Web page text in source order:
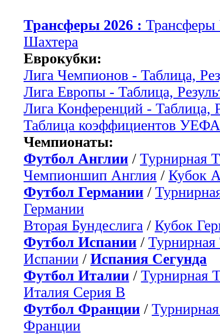
Трансферы 2026 :
Шахтера
Еврокубки:
Лига Чемпионов - Таблица,
Лига Европы - Таблица,
Лига Конференций - Таблица,
Таблица коэффициентов УЕФА
Чемпионаты:
Футбол Англии / Турнирная
Чемпионшип Англия / Кубок
Футбол Германии /
Германии
Вторая Бундеслига / Кубок
Футбол Испании / Турнирная
Испании / Испания Сегунда
Футбол Италии / Турнирная
Италия Серия B
Футбол Франции /
Франции